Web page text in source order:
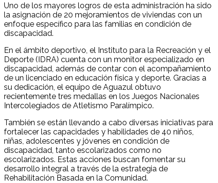
Uno de los mayores logros de esta administración ha sido
la asignación de 20 mejoramientos de viviendas con un
enfoque específico para las familias en condición de
discapacidad.
En el ámbito deportivo, el Instituto para la Recreación y el
Deporte (IDRA) cuenta con un monitor especializado en
discapacidad, además de contar con el acompañamiento
de un licenciado en educación física y deporte. Gracias a
su dedicación, el equipo de Aguazul obtuvo
recientemente tres medallas en los Juegos Nacionales
Intercolegiados de Atletismo Paralímpico.
También se están llevando a cabo diversas iniciativas para
fortalecer las capacidades y habilidades de 40 niños,
niñas, adolescentes y jóvenes en condición de
discapacidad, tanto escolarizados como no
escolarizados. Estas acciones buscan fomentar su
desarrollo integral a través de la estrategia de
Rehabilitación Basada en la Comunidad.